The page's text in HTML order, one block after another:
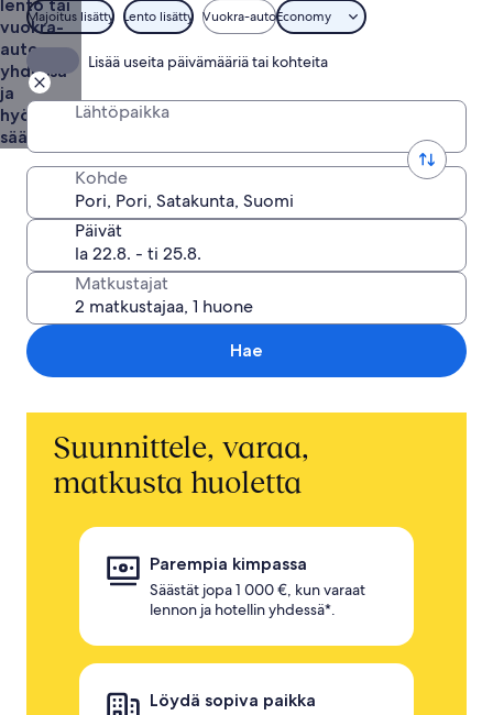
lento tai
vuokra-
auto
yhdessä
ja
hyödynnä
säästöt
Majoitus lisätty Lento lisätty Vuokra-autoEconomy
Lisää useita päivämääriä tai kohteita
Lähtöpaikka
Kohde
Päivät
Matkustajat
Hae
Suunnittele, varaa,
matkusta huoletta
Parempia kimpassa
Säästät jopa 1 000 €, kun varaat
lennon ja hotellin yhdessä*.
Löydä sopiva paikka